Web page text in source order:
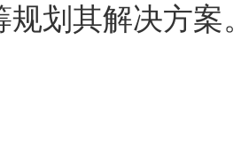
规划其解决方案